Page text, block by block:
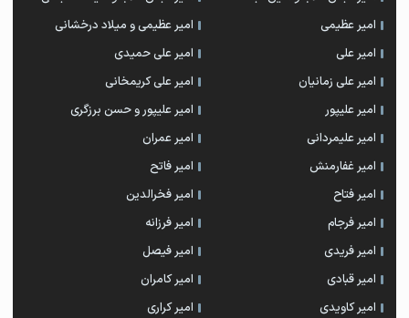
امیر عظیمی
امیر عظیمی و میلاد درخشانی
امیر علی
امیر علی حمیدی
امیر علی زمانیان
امیر علی کریمخانی
امیر علیپور
امیر علیپور و حسن برزگری
امیر علیمردانی
امیر عمران
امیر غفارمنش
امیر فاتح
امیر فتاح
امیر فخرالدین
امیر فرجام
امیر فرزانه
امیر فریدی
امیر فیصل
امیر قبادی
امیر کامران
امیر کاویدی
امیر کراری